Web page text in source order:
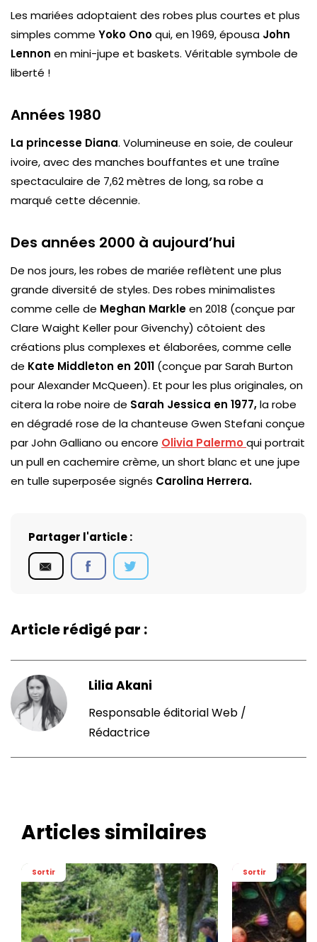
Les mariées adoptaient des robes plus courtes et plus
simples comme Yoko Onoqui, en 1969, épousa John
Lennon en mini-jupe et baskets. Véritable symbole de
liberté !
Années 1980
La princesse Diana. Volumineuse en soie, de couleur
ivoire, avec des manches bouffantes et une traîne
spectaculaire de 7,62 mètres de long, sa robe a
marqué cette décennie.
Des années 2000 à aujourd’hui
De nos jours, les robes de mariée reflètent une plus
grande diversité de styles. Des robes minimalistes
comme celle de Meghan Markleen 2018 (conçue par
Clare Waight Keller pour Givenchy) côtoient des
créations plus complexes et élaborées, comme celle
de Kate Middleton en 2011 (conçue par Sarah Burton
pour Alexander McQueen). Et pour les plus originales, on
citera la robe noire de Sarah Jessica en 1977,la robe
en dégradé rose de la chanteuse Gwen Stefani conçue
par John Galliano ou encore Olivia Palermoqui portrait
un pull en cachemire crème, un short blanc et une jupe
en tulle superposée signés Carolina Herrera.
Partager l'article :
Article rédigé par :
Lilia Akani
Responsable éditorial Web /
Rédactrice
Articles similaires
Sortir Sortir